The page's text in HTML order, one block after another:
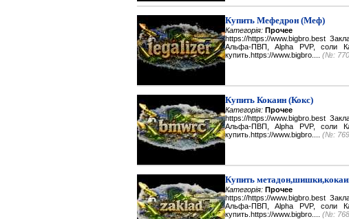
Купить Мефедрон (Меф)
Категорія: Прочее
https://https://www.bigbro.best
Альфа-ПВП, Alpha PVP, соли
купить.https://www.bigbro.... (№:
Купить Кокаин (Кокс)
Категорія: Прочее
https://https://www.bigbro.best
Альфа-ПВП, Alpha PVP, соли
купить.https://www.bigbro.... (№:
Купить
Категорія: Прочее
https://https://www.bigbro.best
Альфа-ПВП, Alpha PVP, соли
купить.https://www.bigbro.... (№: